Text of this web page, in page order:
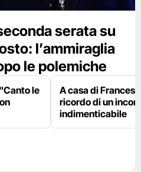
serata su
l’ammiraglia
le polemiche
le
A casa di
ricordo di un
indimenticabile